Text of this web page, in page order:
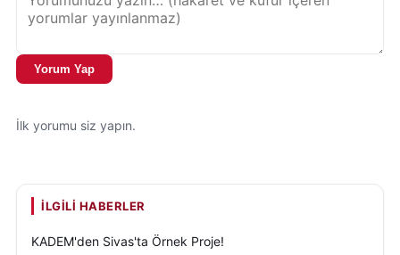
Yorum Yap
İlk yorumu siz yapın.
İLGILI HABERLER
KADEM'den Sivas'ta Örnek Proje!